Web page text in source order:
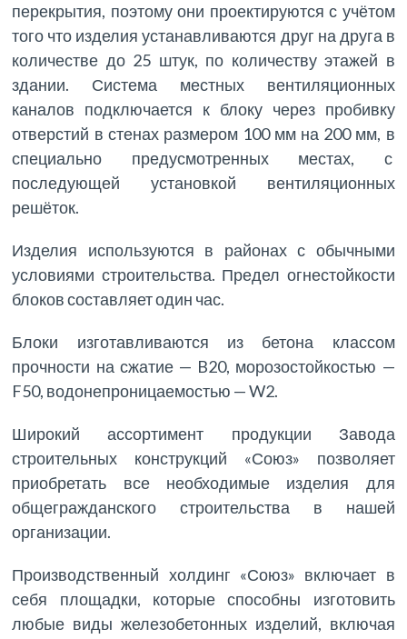
перекрытия, поэтому они проектируются с учётом
того что изделия устанавливаются друг на друга в
количестве до 25 штук, по количеству этажей в
здании. Система местных вентиляционных
каналов подключается к блоку через пробивку
отверстий в стенах размером 100 мм на 200 мм, в
специально предусмотренных местах, с
последующей установкой вентиляционных
решёток.
Изделия используются в районах с обычными
условиями строительства. Предел огнестойкости
блоков составляет один час.
Блоки изготавливаются из бетона классом
прочности на сжатие — B20, морозостойкостью —
F50, водонепроницаемостью — W2.
Широкий ассортимент продукции Завода
строительных конструкций «Союз» позволяет
приобретать все необходимые изделия для
общегражданского строительства в нашей
организации.
Производственный холдинг «Союз» включает в
себя площадки, которые способны изготовить
любые виды железобетонных изделий, включая